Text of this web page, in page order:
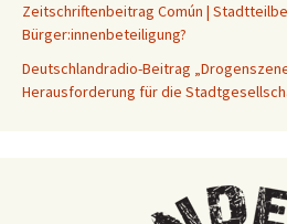
Zeitschriftenbeitrag Común |
Bürger:innenbeteiligung?
Deutschlandradio-Beitrag
Herausforderung für die